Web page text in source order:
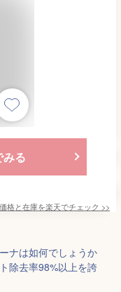
みる
価格と在庫を楽天でチェック >>
ナは如何でしょうか
除去率98%以上を誇